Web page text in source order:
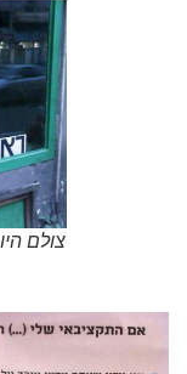
צולם